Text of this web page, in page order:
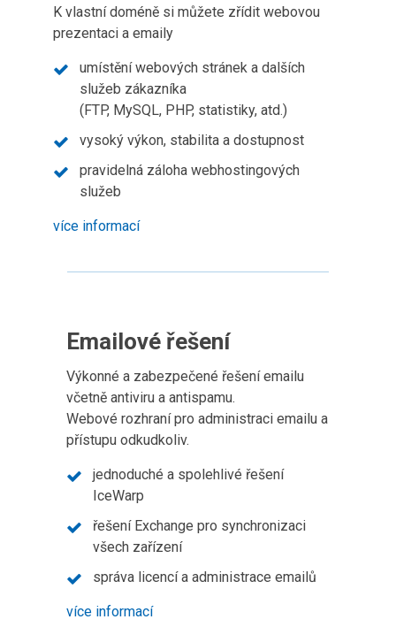
K vlastní doméně si můžete zřídit webovou
prezentaci a emaily
umístění webových stránek a dalších
služeb zákazníka
(FTP, MySQL, PHP, statistiky, atd.)
vysoký výkon, stabilita a dostupnost
pravidelná záloha webhostingových
služeb
více informací
Emailové řešení
Výkonné a zabezpečené řešení emailu
včetně antiviru a antispamu.
Webové rozhraní pro administraci emailu a
přístupu odkudkoliv.
jednoduché a spolehlivé řešení
IceWarp
řešení Exchange pro synchronizaci
všech zařízení
správa licencí a administrace emailů
více informací